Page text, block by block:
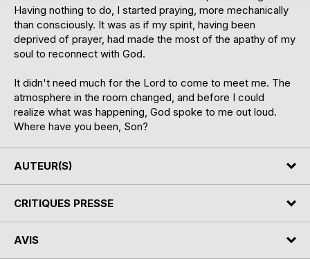
Having nothing to do, I started praying, more mechanically
than consciously. It was as if my spirit, having been
deprived of prayer, had made the most of the apathy of my
soul to reconnect with God.
It didn't need much for the Lord to come to meet me. The
atmosphere in the room changed, and before I could
realize what was happening, God spoke to me out loud.
Where have you been, Son?
AUTEUR(S)
CRITIQUES PRESSE
AVIS